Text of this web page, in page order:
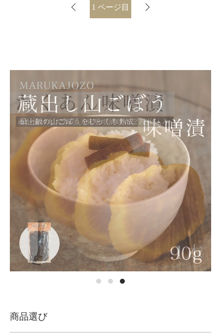
1 ページ目
商品選び